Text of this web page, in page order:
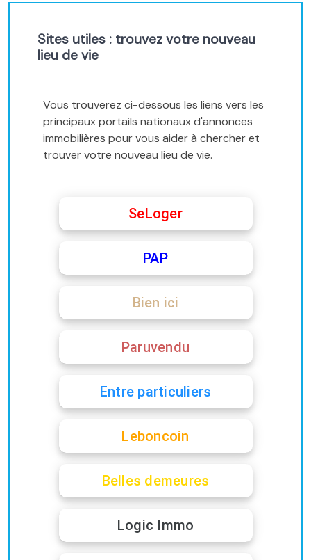
Sites utiles : trouvez votre nouveau
lieu de vie
Vous trouverez ci-dessous les liens vers les
principaux portails nationaux d'annonces
immobilières pour vous aider à chercher et
trouver votre nouveau lieu de vie.
SeLoger
PAP
Bien ici
Paruvendu
Entre particuliers
Leboncoin
Belles demeures
Logic Immo